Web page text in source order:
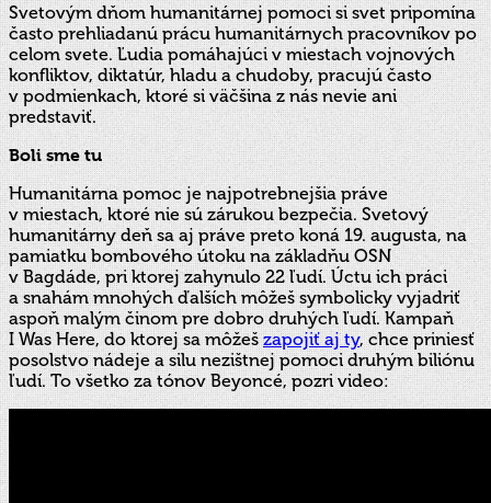
Svetovým dňom humanitárnej pomoci si svet pripomína
často prehliadanú prácu humanitárnych pracovníkov po
celom svete. Ľudia pomáhajúci v miestach vojnových
konfliktov, diktatúr, hladu a chudoby, pracujú často
v podmienkach, ktoré si väčšina z nás nevie ani
predstaviť.
Boli sme tu
Humanitárna pomoc je najpotrebnejšia práve
v miestach, ktoré nie sú zárukou bezpečia. Svetový
humanitárny deň sa aj práve preto koná 19. augusta, na
pamiatku bombového útoku na základňu OSN
v Bagdáde, pri ktorej zahynulo 22 ľudí. Úctu ich práci
a snahám mnohých ďalších môžeš symbolicky vyjadriť
aspoň malým činom pre dobro druhých ľudí. Kampaň
I Was Here, do ktorej sa môžešzapojiť aj ty, chce priniesť
posolstvo nádeje a silu nezištnej pomoci druhým biliónu
ľudí. To všetko za tónov Beyoncé, pozri video: